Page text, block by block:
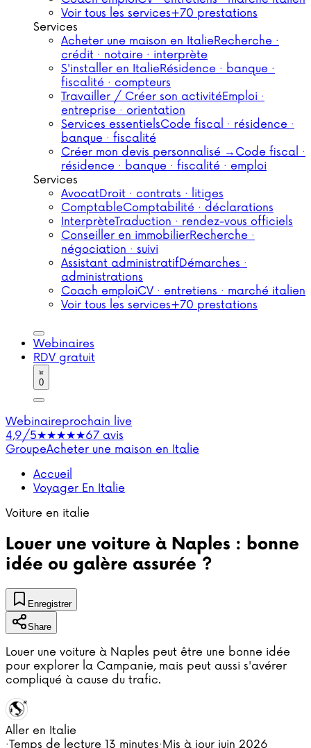
Voir tous les services+70 prestations
Services
Acheter une maison en ItalieRecherche ·
crédit · notaire · interprète
S'installer en ItalieRésidence · banque ·
fiscalité · compteurs
Travailler / Créer son activitéEmploi ·
entreprise · orientation
Services essentielsCode fiscal · résidence ·
banque · fiscalité
Créer mon devis personnalisé → Code fiscal ·
résidence · banque · fiscalité · emploi
Services
AvocatDroit · contrats · litiges
ComptableComptabilité · déclarations
InterprèteTraduction · rendez-vous officiels
Conseiller en immobilierRecherche ·
négociation · suivi
Assistant administratifDémarches ·
administrations
Coach emploiCV · entretiens · marché italien
Voir tous les services+70 prestations
Webinaires
RDV gratuit
0
Webinaireprochain live
4,9/5★★★★★67 avis
GroupeAcheter une maison en Italie
Accueil
Voyager En Italie
Voiture en italie
Louer une voiture à Naples : bonne
idée ou galère assurée ?
Enregistrer
Share
Louer une voiture à Naples peut être une bonne idée
pour explorer la Campanie, mais peut aussi s'avérer
compliqué à cause du trafic.
Aller en Italie
·Temps de lecture 13 minutes·Mis à jour juin 2026